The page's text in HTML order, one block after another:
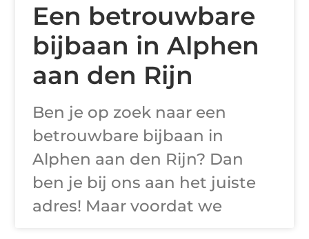
Een betrouwbare
bijbaan in Alphen
aan den Rijn
Ben je op zoek naar een
betrouwbare bijbaan in
Alphen aan den Rijn? Dan
ben je bij ons aan het juiste
adres! Maar voordat we